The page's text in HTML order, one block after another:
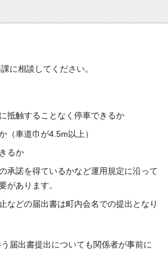
に相談してください。
抵触することなく停車できるか
（車道巾が4.5m以上）
るか
承諾を得ているかなど運用規定に沿って
があります。
などの届出書は町内会名での提出となり
届出書提出についても関係者が事前に